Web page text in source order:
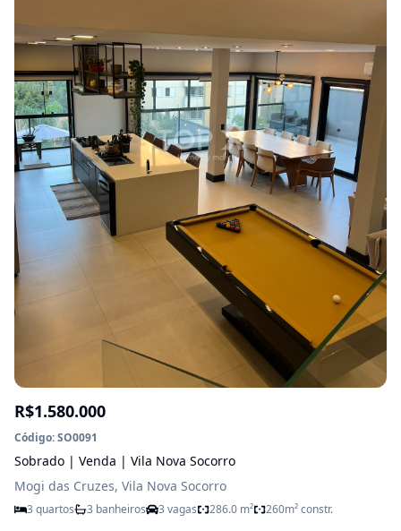
R$1.580.000
Código: SO0091
Sobrado | Venda | Vila Nova Socorro
Mogi das Cruzes, Vila Nova Socorro
3 quartos 3 banheiros 3 vagas 286.0 m² 260m² constr.